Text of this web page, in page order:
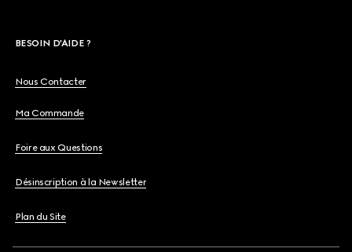
BESOIN D'AIDE ?
Nous Contacter
Ma Commande
Foire aux Questions
Désinscription à la Newsletter
Plan du Site